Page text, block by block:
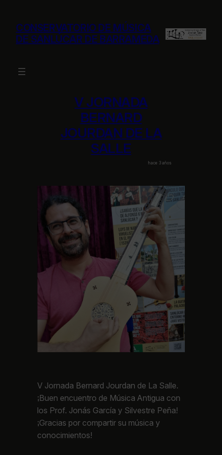
contenido
CONSERVATORIO DE MÚSICA
DE SANLÚCAR DE BARRAMEDA
V JORNADA
BERNARD
JOURDAN DE LA
SALLE
hace 3 años
V Jornada Bernard Jourdan de La Salle.
¡Buen encuentro de Música Antigua con
los Prof. Jonás García y Silvestre Peña!
¡Gracias por compartir su música y
conocimientos!